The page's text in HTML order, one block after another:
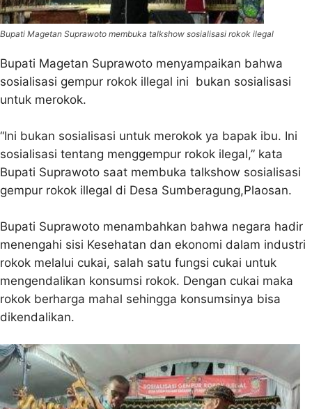
Bupati Magetan Suprawoto membuka talkshow sosialisasi rokok ilegal
Bupati Magetan Suprawoto menyampaikan bahwa
sosialisasi gempur rokok illegal ini bukan sosialisasi
untuk merokok.
“Ini bukan sosialisasi untuk merokok ya bapak ibu. Ini
sosialisasi tentang menggempur rokok ilegal,” kata
Bupati Suprawoto saat membuka talkshow sosialisasi
gempur rokok illegal di Desa Sumberagung,Plaosan.
Bupati Suprawoto menambahkan bahwa negara hadir
menengahi sisi Kesehatan dan ekonomi dalam industri
rokok melalui cukai, salah satu fungsi cukai untuk
mengendalikan konsumsi rokok. Dengan cukai maka
rokok berharga mahal sehingga konsumsinya bisa
dikendalikan.